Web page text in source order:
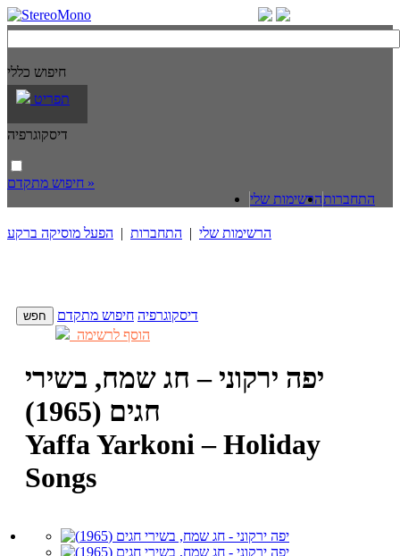
תפריט
חיפוש כללי
חיפוש מתקדם »
התחברותהרשימות שלי
הרשימות שלי | התחברות | הפעל מוסיקה ברקע
דיסקוגרפיה חיפוש מתקדם
הוסף לרשימה
יפה ירקוני – חג שמח, בשירי
חגים (1965)
Yaffa Yarkoni – Holiday
Songs